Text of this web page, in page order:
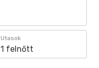
Utasok
1 felnőtt